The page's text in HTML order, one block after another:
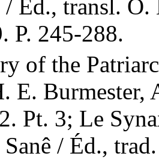
/ Ed., transl. O.
P. 245-288.
of the
E. Burmester,
Pt. 3; Le
/ Éd.,